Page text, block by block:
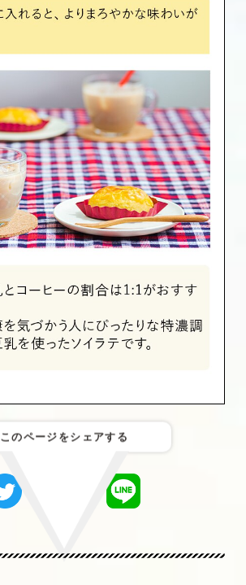
このページをシェアする